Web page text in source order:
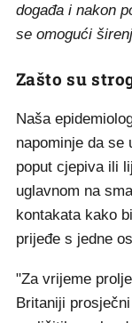
događa i nakon
se omogući
Zašto su
Naša
napominje da se
poput cjepiva ili
uglavnom na
kontakata kako
prijeđe s jedne
"Za vrijeme
Britaniji